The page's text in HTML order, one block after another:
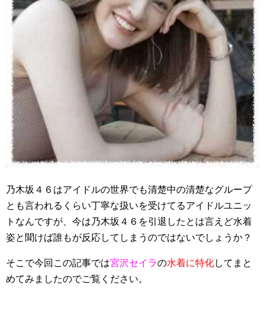
乃木坂４６はアイドルの世界でも清楚中の清楚なグループ
とも言われるくらい丁寧な扱いを受けてるアイドルユニッ
トなんですが、今は乃木坂４６を引退したとは言えど水着
姿と聞けば誰もが反応してしまうのではないでしょうか？
そこで今回この記事では宮沢セイラの水着に特化してまと
めてみましたのでご覧ください。